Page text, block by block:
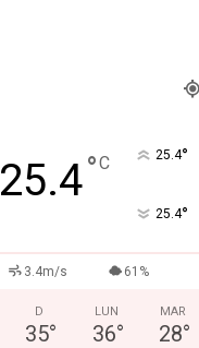
25.4°C 25.4°
25.4°
3.4m/s 61%
D
35°
LUN
36°
MAR
28°